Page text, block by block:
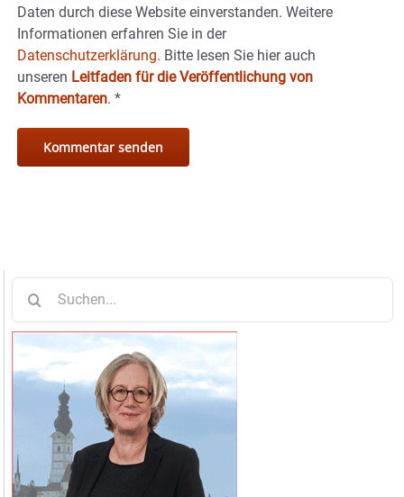
Daten durch diese Website einverstanden. Weitere
Informationen erfahren Sie in der
Datenschutzerklärung. Bitte lesen Sie hier auch
unseren Leitfaden für die Veröffentlichung von
Kommentaren. *
nach: